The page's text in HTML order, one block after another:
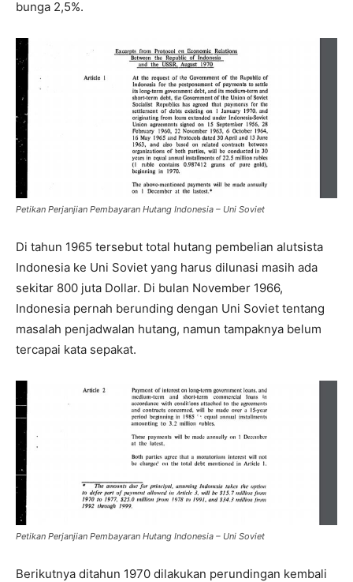
bunga 2,5%.
Petikan Perjanjian Pembayaran Hutang Indonesia – Uni Soviet
Di tahun 1965 tersebut total hutang pembelian alutsista
Indonesia ke Uni Soviet yang harus dilunasi masih ada
sekitar 800 juta Dollar. Di bulan November 1966,
Indonesia pernah berunding dengan Uni Soviet tentang
masalah penjadwalan hutang, namun tampaknya belum
tercapai kata sepakat.
Petikan Perjanjian Pembayaran Hutang Indonesia – Uni Soviet
Berikutnya ditahun 1970 dilakukan perundingan kembali